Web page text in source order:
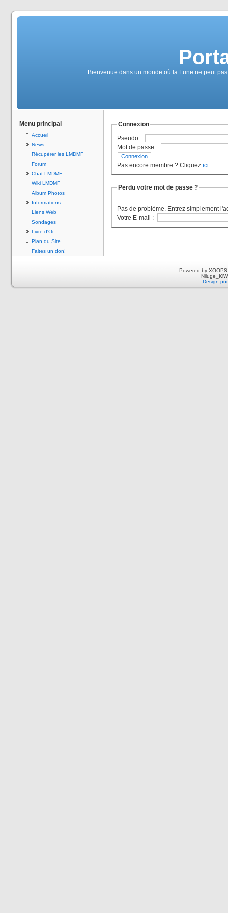
Bienvenue dans un monde où la Lune ne peut
Menu principal
Accueil
News
Récupérer les LMDMF
Forum
Chat LMDMF
Wiki LMDMF
Album Photos
Informations
Liens Web
Sondages
Livre d'Or
Plan du Site
Faites un don!
Connexion
Pseudo :
Mot de passe :
Pas encore membre ? Cliquez ici.
Perdu votre mot de passe ?
Pas de problème. Entrez simplement
Votre E-mail :
Powered by
Design